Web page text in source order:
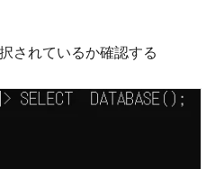
されているか確認する